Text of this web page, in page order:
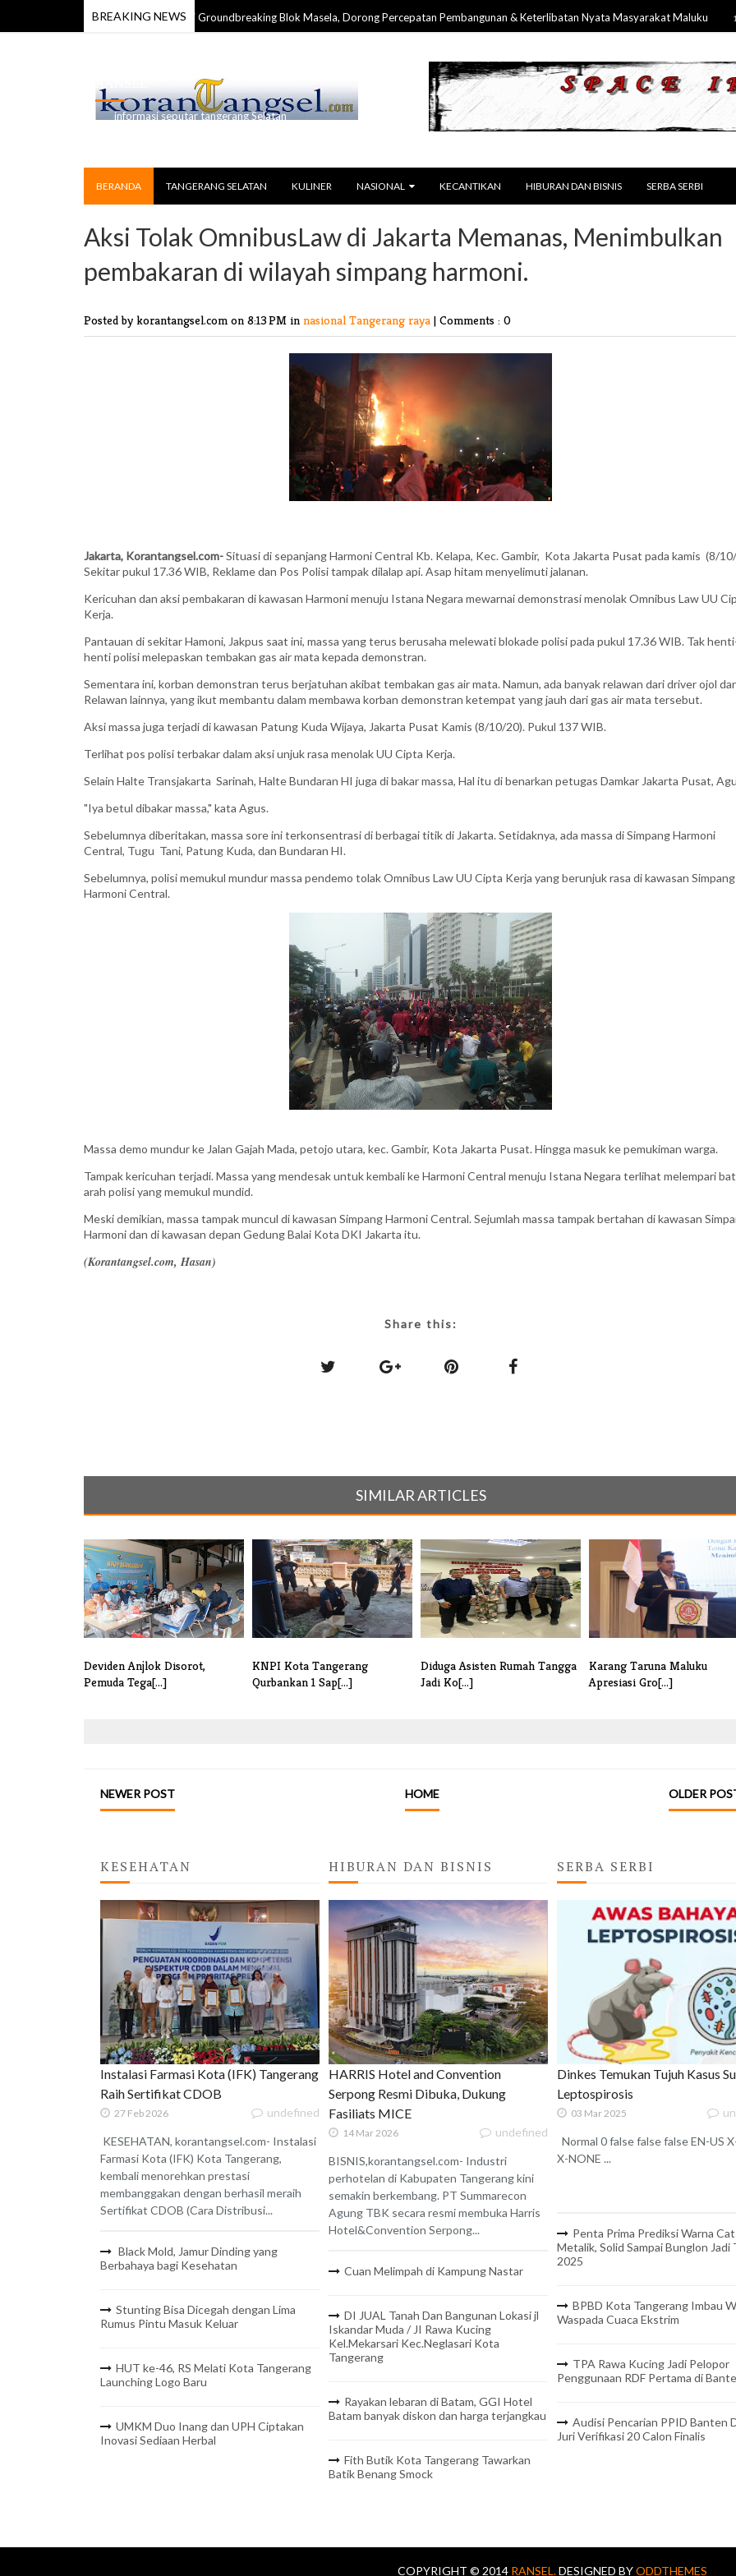
BREAKING NEWS
Karang Taruna Maluku Apresiasi Groundbreaking Blok Masela, Dorong Percepatan Pembangunan & Keterlibatan Nyata Masyarakat Maluku 13 Jul
informasi seputar tangerang Selatan
BERANDA TANGERANG SELATAN KULINER NASIONAL KECANTIKAN HIBURAN DAN BISNIS SERBA SERBI
Aksi Tolak OmnibusLaw di Jakarta Memanas, Menimbulkan
pembakaran di wilayah simpang harmoni.
Posted by korantangsel.com on 8:13 PM in nasional Tangerang raya | Comments : 0
Jakarta, Korantangsel.com-Situasi di sepanjang Harmoni Central Kb. Kelapa, Kec. Gambir, Kota Jakarta Pusat pada kamis (8/
Sekitar pukul 17.36 WIB, Reklame dan Pos Polisi tampak dilalap api. Asap hitam menyelimuti jalanan.
Kericuhan dan aksi pembakaran di kawasan Harmoni menuju Istana Negara mewarnai demonstrasi menolak Omnibus Law UU
Kerja.
Pantauan di sekitar Hamoni, Jakpus saat ini, massa yang terus berusaha melewati blokade polisi pada pukul 17.36 WIB. Tak
henti polisi melepaskan tembakan gas air mata kepada demonstran.
Sementara ini, korban demonstran terus berjatuhan akibat tembakan gas air mata. Namun, ada banyak relawan dari driver ojol
Relawan lainnya, yang ikut membantu dalam membawa korban demonstran ketempat yang jauh dari gas air mata tersebut.
Aksi massa juga terjadi di kawasan Patung Kuda Wijaya, Jakarta Pusat Kamis (8/10/20). Pukul 137 WIB.
Terlihat pos polisi terbakar dalam aksi unjuk rasa menolak UU Cipta Kerja.
Selain Halte Transjakarta Sarinah, Halte Bundaran HI juga di bakar massa, Hal itu di benarkan petugas Damkar Jakarta Pusat,
"Iya betul dibakar massa," kata Agus.
Sebelumnya diberitakan, massa sore ini terkonsentrasi di berbagai titik di Jakarta. Setidaknya, ada massa di Simpang Harmoni
Central, Tugu Tani, Patung Kuda, dan Bundaran HI.
Sebelumnya, polisi memukul mundur massa pendemo tolak Omnibus Law UU Cipta Kerja yang berunjuk rasa di kawasan Simpang
Harmoni Central.
Massa demo mundur ke Jalan Gajah Mada, petojo utara, kec. Gambir, Kota Jakarta Pusat. Hingga masuk ke pemukiman warga.
Tampak kericuhan terjadi. Massa yang mendesak untuk kembali ke Harmoni Central menuju Istana Negara terlihat melempari
arah polisi yang memukul mundid.
Meski demikian, massa tampak muncul di kawasan Simpang Harmoni Central. Sejumlah massa tampak bertahan di kawasan
Harmoni dan di kawasan depan Gedung Balai Kota DKI Jakarta itu.
(Korantangsel.com, Hasan)
Share this:
SIMILAR ARTICLES
Deviden Anjlok Disorot,
Pemuda Tega[...]
KNPI Kota Tangerang
Qurbankan 1 Sap[...]
Diduga Asisten Rumah Tangga
Jadi Ko[...]
Karang Taruna Maluku
Apresiasi Gro[...]
NEWER POST OLDER
HOME
KESEHATAN
Instalasi Farmasi Kota (IFK) Tangerang
Raih Sertifikat CDOB
27 Feb 2026 undefined
KESEHATAN, korantangsel.com- Instalasi
Farmasi Kota (IFK) Kota Tangerang,
kembali menorehkan prestasi
membanggakan dengan berhasil meraih
Sertifikat CDOB (Cara Distribusi...
Black Mold, Jamur Dinding yang
Berbahaya bagi Kesehatan
Stunting Bisa Dicegah dengan Lima
Rumus Pintu Masuk Keluar
HUT ke-46, RS Melati Kota Tangerang
Launching Logo Baru
UMKM Duo Inang dan UPH Ciptakan
Inovasi Sediaan Herbal
HIBURAN DAN BISNIS
HARRIS Hotel and Convention
Serpong Resmi Dibuka, Dukung
Fasiliats MICE
14 Mar 2026 undefined
BISNIS,korantangsel.com- Industri
perhotelan di Kabupaten Tangerang kini
semakin berkembang. PT Summarecon
Agung TBK secara resmi membuka Harris
Hotel&Convention Serpong...
Cuan Melimpah di Kampung Nastar
DI JUAL Tanah Dan Bangunan Lokasi jl
Iskandar Muda / JI Rawa Kucing
Kel.Mekarsari Kec.Neglasari Kota
Tangerang
Rayakan lebaran di Batam, GGI Hotel
Batam banyak diskon dan harga terjangkau
Fith Butik Kota Tangerang Tawarkan
Batik Benang Smock
SERBA SERBI
Dinkes Temukan Tujuh Kasus
Leptospirosis
03 Mar 2025
Normal 0 false false false EN-US
X-NONE ...
Penta Prima Prediksi Warna
Metalik, Solid Sampai Bunglon Jadi
2025
BPBD Kota Tangerang Imbau
Waspada Cuaca Ekstrim
TPA Rawa Kucing Jadi Pelopor
Penggunaan RDF Pertama di
Audisi Pencarian PPID Banten
Juri Verifikasi 20 Calon Finalis
COPYRIGHT © 2014 RANSEL.DESIGNED BYODDTHEMES